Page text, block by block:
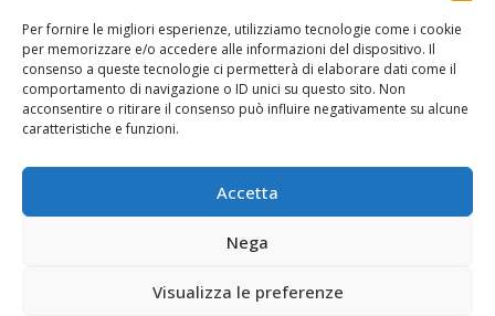
Per fornire le migliori esperienze, utilizziamo tecnologie come i cookie
per memorizzare e/o accedere alle informazioni del dispositivo. Il
consenso a queste tecnologie ci permetterà di elaborare dati come il
comportamento di navigazione o ID unici su questo sito. Non
acconsentire o ritirare il consenso può influire negativamente su alcune
caratteristiche e funzioni.
Accetta
Nega
Visualizza le preferenze